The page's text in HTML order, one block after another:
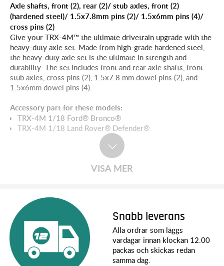
Axle shafts, front (2), rear (2)/ stub axles, front (2)
(hardened steel)/ 1.5x7.8mm pins (2)/ 1.5x6mm pins (4)/
cross pins (2)
Give your TRX-4M™ the ultimate drivetrain upgrade with the
heavy-duty axle set. Made from high-grade hardened steel,
the heavy-duty axle set is the ultimate in strength and
durability. The set includes front and rear axle shafts, front
stub axles, cross pins (2), 1.5x7.8 mm dowel pins (2), and
1.5x6mm dowel pins (4).
Accessory part for these models:
TRX-4M 1/18 Ford® Bronco®
TRX-4M 1/18 Land Rover® Defender®
VISA MER
Snabb leverans
Alla ordrar som läggs
vardagar innan klockan 12.00
packas och skickas redan
samma dag.